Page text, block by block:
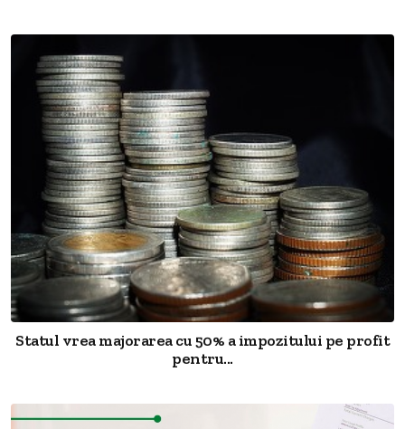
Statul vrea majorarea cu 50% a impozitului pe profit
pentru...